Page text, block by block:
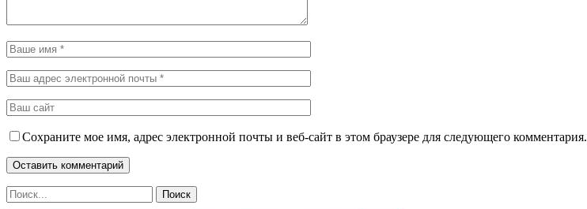
Сохраните мое имя, адрес электронной почты и веб-сайт в этом браузере для следующего комментария.